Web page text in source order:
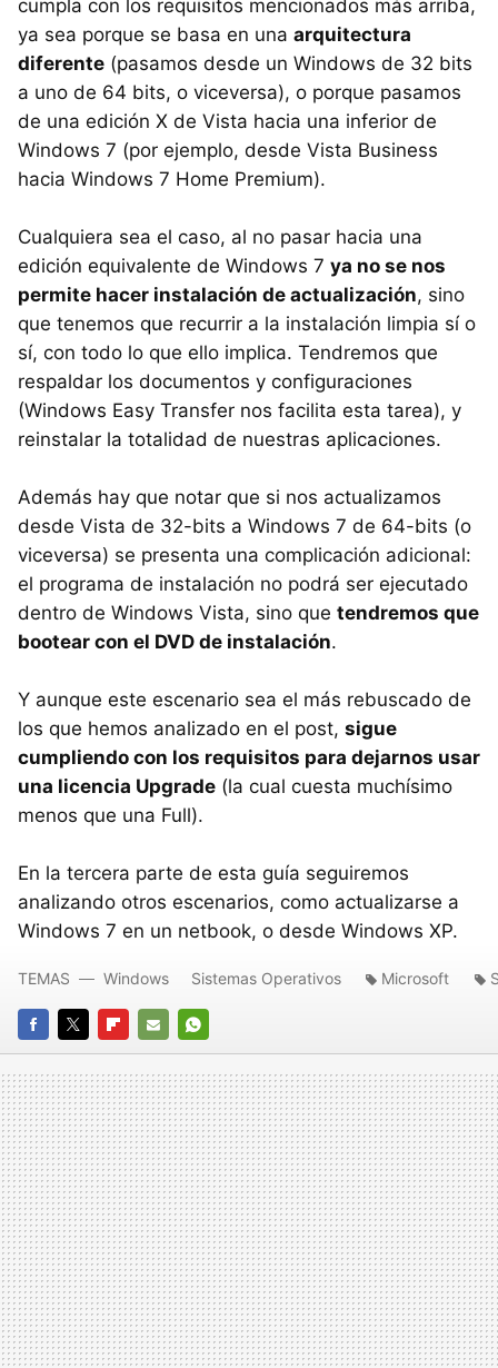
cumpla con los requisitos mencionados más arriba,
ya sea porque se basa en una arquitectura
diferente (pasamos desde un Windows de 32 bits
a uno de 64 bits, o viceversa), o porque pasamos
de una edición X de Vista hacia una inferior de
Windows 7 (por ejemplo, desde Vista Business
hacia Windows 7 Home Premium).
Cualquiera sea el caso, al no pasar hacia una
edición equivalente de Windows 7 ya no se nos
permite hacer instalación de actualización, sino
que tenemos que recurrir a la instalación limpia sí o
sí, con todo lo que ello implica. Tendremos que
respaldar los documentos y configuraciones
(Windows Easy Transfer nos facilita esta tarea), y
reinstalar la totalidad de nuestras aplicaciones.
Además hay que notar que si nos actualizamos
desde Vista de 32-bits a Windows 7 de 64-bits (o
viceversa) se presenta una complicación adicional:
el programa de instalación no podrá ser ejecutado
dentro de Windows Vista, sino que tendremos que
bootear con el DVD de instalación.
Y aunque este escenario sea el más rebuscado de
los que hemos analizado en el post, sigue
cumpliendo con los requisitos para dejarnos usar
una licencia Upgrade (la cual cuesta muchísimo
menos que una Full).
En la tercera parte de esta guía seguiremos
analizando otros escenarios, como actualizarse a
Windows 7 en un netbook, o desde Windows XP.
FACEBOOK
TWITTERFLIPBOARD
E-
MAIL
WHATSAPP
TEMAS Windows Sistemas Operativos Microsoft